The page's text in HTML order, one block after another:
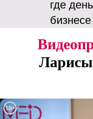
где
бизнесе